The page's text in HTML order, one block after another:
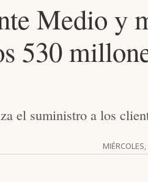
Medio y
530
el suministro a los